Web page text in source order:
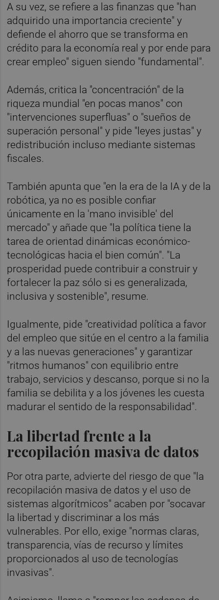
A su vez, se refiere a las finanzas que "han
adquirido una importancia creciente" y
defiende el ahorro que se transforma en
crédito para la economía real y por ende para
crear empleo" siguen siendo "fundamental".
Además, critica la "concentración" de la
riqueza mundial "en pocas manos" con
"intervenciones superfluas" o "sueños de
superación personal" y pide "leyes justas" y
redistribución incluso mediante sistemas
fiscales.
También apunta que "en la era de la IA y de la
robótica, ya no es posible confiar
únicamente en la 'mano invisible' del
mercado" y añade que "la política tiene la
tarea de orientad dinámicas económico-
tecnológicas hacia el bien común". "La
prosperidad puede contribuir a construir y
fortalecer la paz sólo si es generalizada,
inclusiva y sostenible", resume.
Igualmente, pide "creatividad política a favor
del empleo que sitúe en el centro a la familia
y a las nuevas generaciones" y garantizar
"ritmos humanos" con equilibrio entre
trabajo, servicios y descanso, porque si no la
familia se debilita y a los jóvenes les cuesta
madurar el sentido de la responsabilidad".
La libertad frente a la
recopilación masiva de datos
Por otra parte, advierte del riesgo de que "la
recopilación masiva de datos y el uso de
sistemas algorítmicos" acaben por "socavar
la libertad y discriminar a los más
vulnerables. Por ello, exige "normas claras,
transparencia, vías de recurso y límites
proporcionados al uso de tecnologías
invasivas".